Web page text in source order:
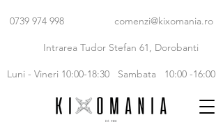
0739 974 998 comenzi@kixomania.ro
Intrarea Tudor Stefan 61, Dorobanti
Luni - Vineri 10:00-18:30 Sambata 10:00 -16:00